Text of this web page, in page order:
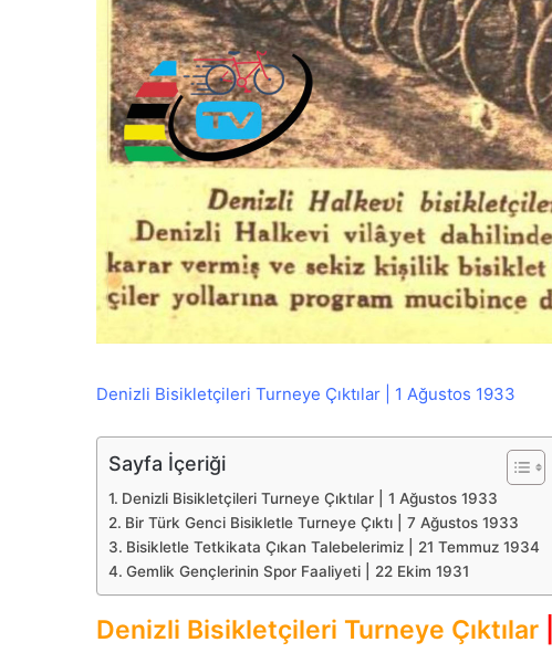
Denizli Bisikletçileri Turneye Çıktılar | 1 Ağustos 1933
Sayfa İçeriği
Denizli Bisikletçileri Turneye Çıktılar | 1 Ağustos 1933
Bir Türk Genci Bisikletle Turneye Çıktı | 7 Ağustos 1933
Bisikletle Tetkikata Çıkan Talebelerimiz | 21 Temmuz 1934
Gemlik Gençlerinin Spor Faaliyeti | 22 Ekim 1931
Denizli Bisikletçileri Turneye Çıktılar